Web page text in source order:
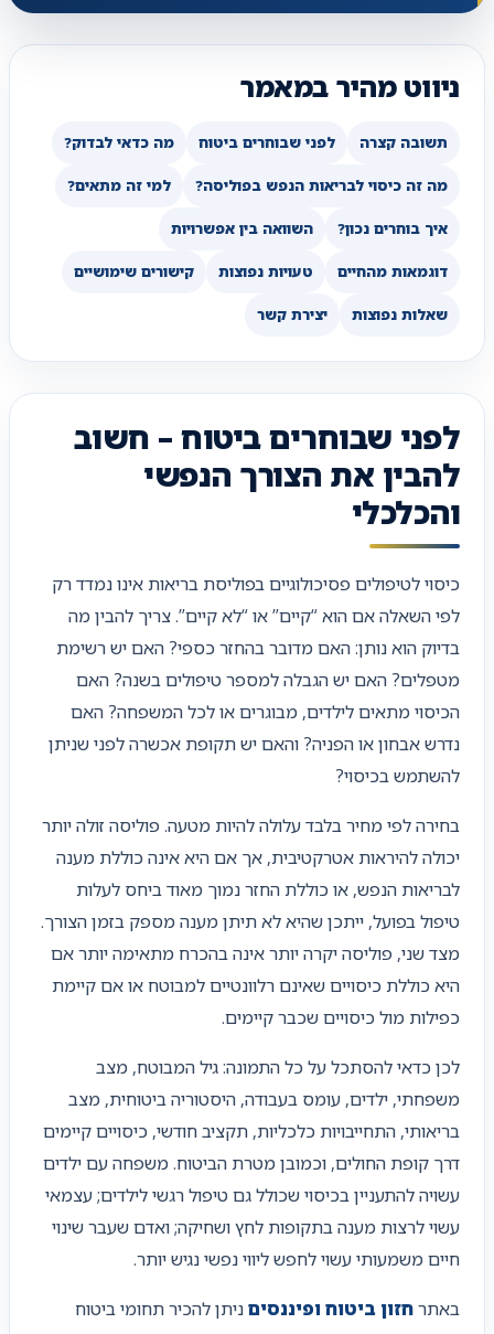
ניווט מהיר במאמר
תשובה קצרה לפני שבוחרים ביטוח מה כדאי לבדוק?
מה זה כיסוי לבריאות הנפש בפוליסה? למי זה מתאים?
איך בוחרים נכון? השוואה בין אפשרויות
דוגמאות מהחיים טעויות נפוצות קישורים שימושיים
שאלות נפוצות יצירת קשר
לפני שבוחרים ביטוח – חשוב
להבין את הצורך הנפשי
והכלכלי
כיסוי לטיפולים פסיכולוגיים בפוליסת בריאות אינו נמדד רק
לפי השאלה אם הוא “קיים” או “לא קיים”. צריך להבין מה
בדיוק הוא נותן: האם מדובר בהחזר כספי? האם יש רשימת
מטפלים? האם יש הגבלה למספר טיפולים בשנה? האם
הכיסוי מתאים לילדים, מבוגרים או לכל המשפחה? האם
נדרש אבחון או הפניה? והאם יש תקופת אכשרה לפני שניתן
להשתמש בכיסוי?
בחירה לפי מחיר בלבד עלולה להיות מטעה. פוליסה זולה יותר
יכולה להיראות אטרקטיבית, אך אם היא אינה כוללת מענה
לבריאות הנפש, או כוללת החזר נמוך מאוד ביחס לעלות
טיפול בפועל, ייתכן שהיא לא תיתן מענה מספק בזמן הצורך.
מצד שני, פוליסה יקרה יותר אינה בהכרח מתאימה יותר אם
היא כוללת כיסויים שאינם רלוונטיים למבוטח או אם קיימת
כפילות מול כיסויים שכבר קיימים.
לכן כדאי להסתכל על כל התמונה: גיל המבוטח, מצב
משפחתי, ילדים, עומס בעבודה, היסטוריה ביטוחית, מצב
בריאותי, התחייבויות כלכליות, תקציב חודשי, כיסויים קיימים
דרך קופת החולים, וכמובן מטרת הביטוח. משפחה עם ילדים
עשויה להתעניין בכיסוי שכולל גם טיפול רגשי לילדים; עצמאי
עשוי לרצות מענה בתקופות לחץ ושחיקה; ואדם שעבר שינוי
חיים משמעותי עשוי לחפש ליווי נפשי נגיש יותר.
באתרחזון ביטוח ופיננסיםניתן להכיר תחומי ביטוח